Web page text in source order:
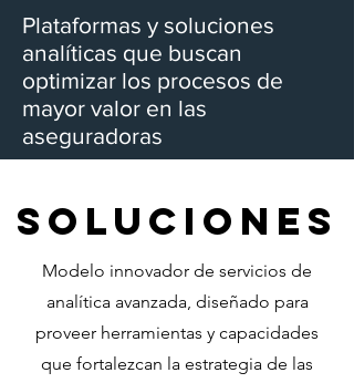
Plataformas y soluciones
analíticas que buscan
optimizar los procesos de
mayor valor en las
aseguradoras
SOLUCIONES
Modelo innovador de servicios de
analítica avanzada, diseñado para
proveer herramientas y capacidades
que fortalezcan la estrategia de las